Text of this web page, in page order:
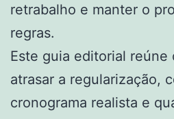
retrabalho e manter o
regras.
Este guia editorial reúne
atrasar a regularização,
cronograma realista e